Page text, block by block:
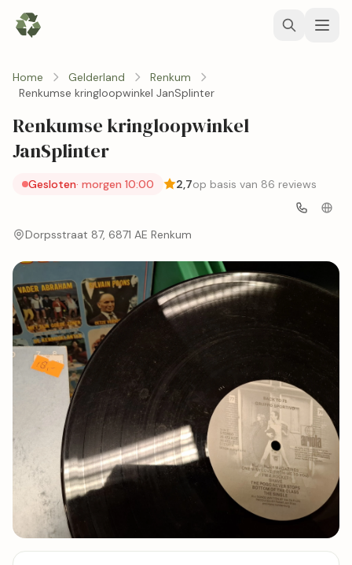
Home Gelderland
Renkum
Renkumse kringloopwinkel JanSplinter
Renkumse kringloopwinkel
JanSplinter
Gesloten· morgen 10:00 2,7op basis van 86 reviews
Dorpsstraat 87, 6871 AE Renkum